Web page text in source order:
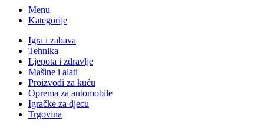
Menu
Kategorije
Igra i zabava
Tehnika
Ljepota i zdravlje
Mašine i alati
Proizvodi za kuću
Oprema za automobile
Igračke za djecu
Trgovina